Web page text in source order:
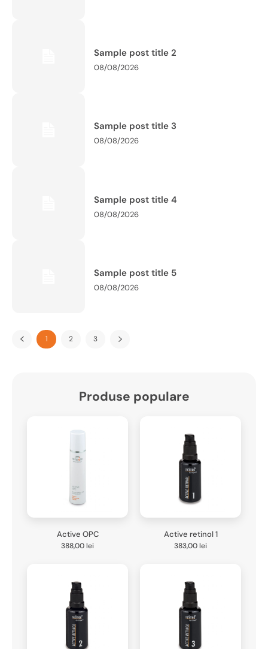
Sample post title 2
08/08/2026
Sample post title 3
08/08/2026
Sample post title 4
08/08/2026
Sample post title 5
08/08/2026
1 2 3
Produse populare
Active OPC
388,00lei
Active retinol 1
383,00lei